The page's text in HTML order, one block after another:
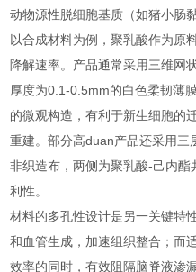
动物源性脱细胞基质（如猪小肠
以合成材料为例，聚乳酸作为原
降解速率。产品通常采用三维网
厚度为0.1-0.5mm的白色柔韧薄
的微观构造，有利于新生细胞的
重建。部分高duan产品还采用三
非织造布，两侧为聚乳酸-己内
利性。
材料的多孔性设计是另一关键特
和血管生成，加速组织整合；而
效率的同时，有效阻隔脑脊液渗